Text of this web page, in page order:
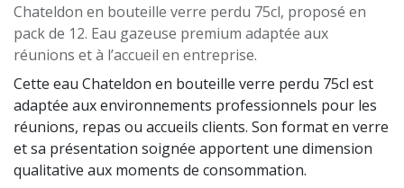
Chateldon en bouteille verre perdu 75cl, proposé en
pack de 12. Eau gazeuse premium adaptée aux
réunions et à l’accueil en entreprise.
Cette eau Chateldon en bouteille verre perdu 75cl est
adaptée aux environnements professionnels pour les
réunions, repas ou accueils clients. Son format en verre
et sa présentation soignée apportent une dimension
qualitative aux moments de consommation.